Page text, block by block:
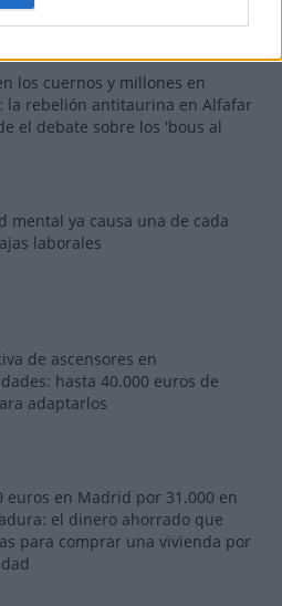
los cuernos y millones en
la rebelión antitaurina en Alfafar
el debate sobre los 'bous al
mental ya causa una de cada
laborales
de ascensores en
hasta 40.000 euros de
adaptarlos
euros en Madrid por 31.000 en
el dinero ahorrado que
para comprar una vivienda por